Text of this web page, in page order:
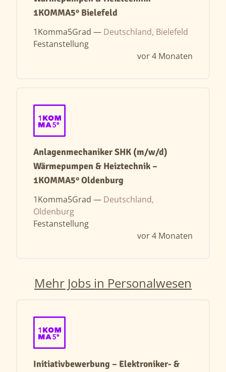
1KOMMA5° Bielefeld
1Komma5Grad — Deutschland, Bielefeld
Festanstellung
vor 4 Monaten
Anlagenmechaniker SHK (m/w/d)
Wärmepumpen & Heiztechnik –
1KOMMA5° Oldenburg
1Komma5Grad — Deutschland,
Oldenburg
Festanstellung
vor 4 Monaten
Mehr Jobs in Personalwesen
Initiativbewerbung – Elektroniker- &